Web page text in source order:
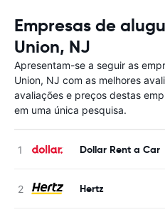
Empresas de
Union, NJ
Apresentam-se a seguir as
Union, NJ com as melhores
avaliações e preços destas
em uma única pesquisa.
Dollar Rent a Car
Hertz